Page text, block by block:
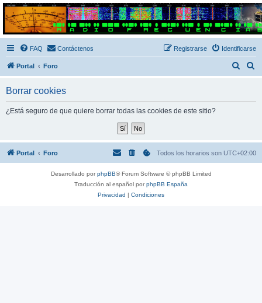
Radio Frecuencias
Foro de Radio Frecuencias
FAQ Contáctenos Identificarse
Registrarse
Portal Foro
Borrar cookies
¿Está seguro de que quiere borrar todas las cookies de este sitio?
Portal Foro Todos los horarios son UTC+02:00
Desarrollado porphpBB® Forum Software © phpBB Limited
Traducción al español porphpBB España
Privacidad | Condiciones